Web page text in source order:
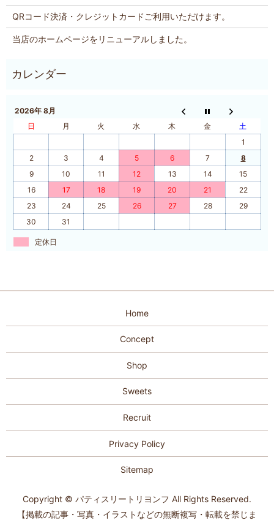
QRコード決済・クレジットカードご利用いただけます。
当店のホームページをリニューアルしました。
2026年 8月
日
月 火 水 木 金
土
1
2
3 4 5 6 7
8
9
10 11 12 13 14
15
16
17 18 19 20 21
22
23
24 25 26 27 28
29
30
31
定休日
Home
Concept
Shop
Sweets
Recruit
Privacy Policy
Sitemap
Copyright © パティスリートリヨンフ All Rights Reserved.
【掲載の記事・写真・イラストなどの無断複写・転載を禁じま